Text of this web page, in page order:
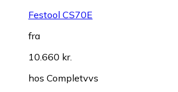
Festool CS70E
fra
10.660 kr.
hos Completvvs